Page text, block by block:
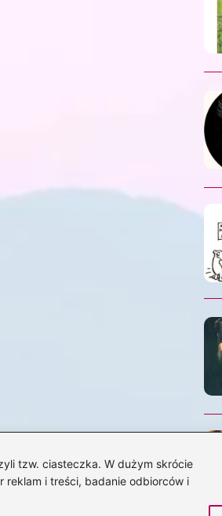
tzw. ciasteczka. W dużym skrócie
reklam i treści, badanie odbiorców i